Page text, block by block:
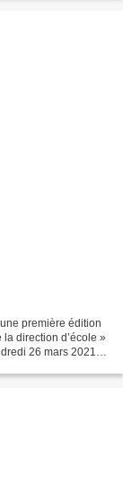
première édition
direction d’école »
26 mars 2021.